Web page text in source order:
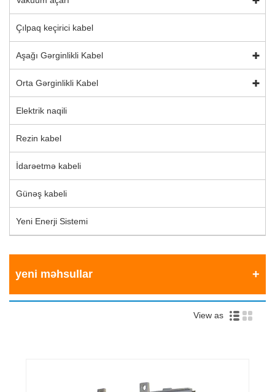
Çılpaq keçirici kabel
Aşağı Gərginlikli Kabel
Orta Gərginlikli Kabel
Elektrik naqili
Rezin kabel
İdarəetmə kabeli
Günəş kabeli
Yeni Enerji Sistemi
yeni məhsullar
View as